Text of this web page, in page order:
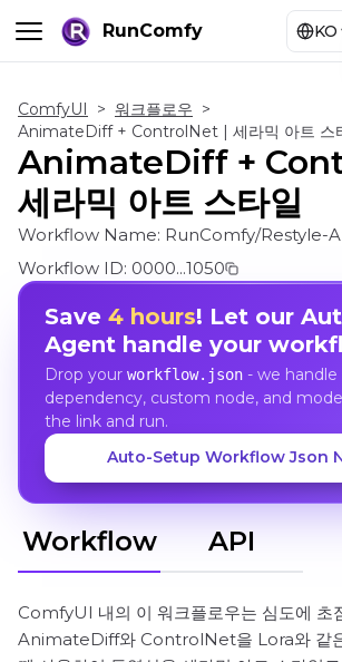
RunComfy KO
ComfyUI > 워크플로우 >
AnimateDiff + ControlNet | 세라믹 아트 스
AnimateDiff +
세라믹 아트 스타일
Workflow Name: RunComfy/Restyle-
Workflow ID: 0000...1050
Save 4 hours! Let our
Agent handle your
Drop your workflow.json- we handle
dependency, custom node, and
the link and run.
Auto-Setup Workflow Json
Workflow API
ComfyUI 내의 이 워크플로우는 심도에 초
AnimateDiff와 ControlNet을 Lora와 같